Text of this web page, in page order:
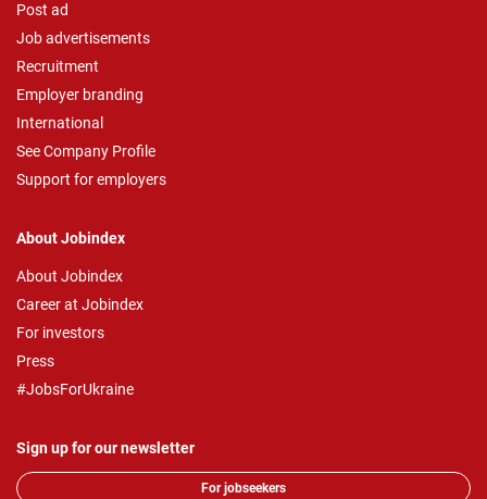
Post ad
Job advertisements
Recruitment
Employer branding
International
See Company Profile
Support for employers
About Jobindex
About Jobindex
Career at Jobindex
For investors
Press
#JobsForUkraine
Sign up for our newsletter
For jobseekers